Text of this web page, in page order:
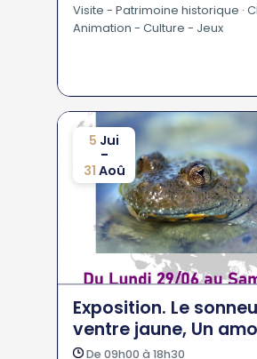
Visite - Patrimoine historique ·
Animation - Culture - Jeux
5 Jui
-
31 Aoû
Exposition. Le
ventre jaune, Un
crapaud !
De 09h00 à 18h30